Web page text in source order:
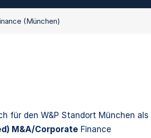
für den W&P Standort München als
M&A/Corporate Finance
(München)